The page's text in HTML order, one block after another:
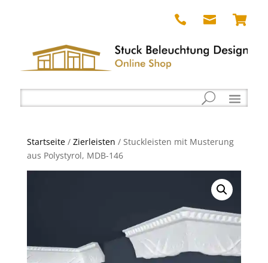
  
Startseite/ Zierleisten / Stuckleisten mit Musterung
aus Polystyrol, MDB-146